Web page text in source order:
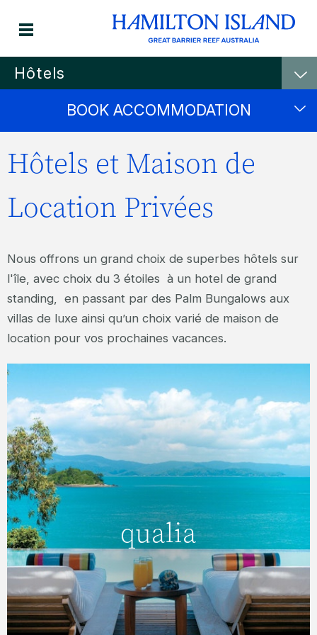
Hôtels
BOOK ACCOMMODATION
Hôtels et Maison de
Location Privées
Nous offrons un grand choix de superbes hôtels sur
l'île, avec choix du 3 étoiles à un hotel de grand
standing, en passant par des Palm Bungalows aux
villas de luxe ainsi qu’un choix varié de maison de
location pour vos prochaines vacances.
qualia
Grande barrière de corail
qualia
qualia est une expression australienne unique
du luxe de classe mondiale, situé sur la
pointe nord la plus isolée de l'île Hamilton.
EN SAVOIR PLUS